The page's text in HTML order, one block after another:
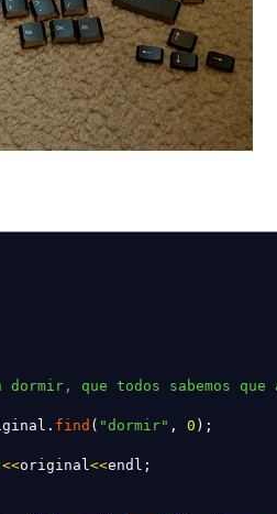
dormir, que todos sabemos
find ( "dormir" , 0 ) ;
<<original <<endl ;